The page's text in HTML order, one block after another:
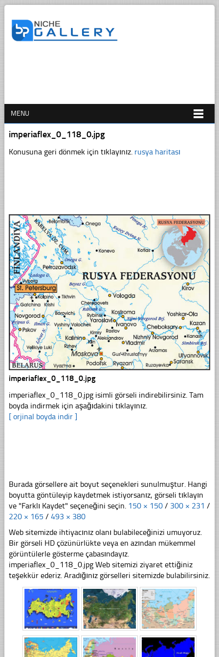
MENU
imperiaflex_0_118_0.jpg
Konusuna geri dönmek için tıklayınız. rusya haritası
imperiaflex_0_118_0.jpg
imperiaflex_0_118_0.jpg isimli görseli indirebilirsiniz. Tam
boyda indirmek için aşağıdakini tıklayınız.
[ orjinal boyda indir ]
Burada görsellere ait boyut seçenekleri sunulmuştur. Hangi
boyutta göntüleyip kaydetmek istiyorsanız, görseli tıklayın
ve "Farklı Kaydet" seçeneğini seçin. 150 × 150 / 300 × 231 /
220 × 165 / 493 × 380
Web sitemizde ihtiyacınız olanı bulabileceğinizi umuyoruz.
Bir görseli HD çözünürlükte veya en azından mükemmel
görüntülerle gösterme çabasındayız.
imperiaflex_0_118_0.jpg Web sitemizi ziyaret ettiğiniz
teşekkür ederiz. Aradığınız görselleri sitemizde bulabilirsiniz.